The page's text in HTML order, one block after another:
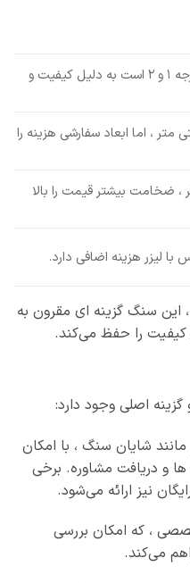
سورت سوپر گران‌ تر از درجه 1 و 2 است به دلیل کیفیت و
در 180 سانتی‌ متر ، اما ابعاد سفارشی هزینه را
، ضخامت بیشتر قیمت را بالا
لیزر هزینه اضافی دارد.
سنگ گزینه‌ ای مقرون‌ به‌
را حفظ می‌کند.
اصلی وجود دارد:
شایان سنگ ، با امکان
و دریافت مشاوره. برخی
نیز ارائه می‌شود.
، که امکان بررسی
می‌کند.